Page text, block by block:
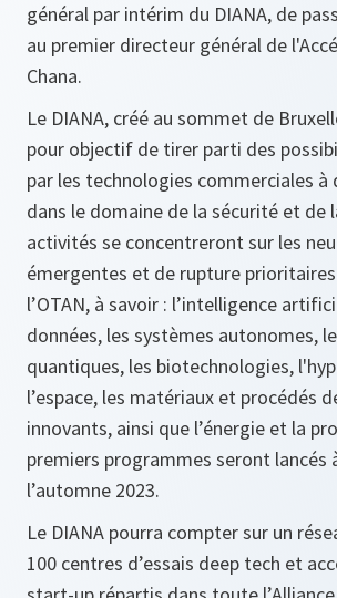
général par intérim du DIANA, de
au premier directeur général de
Chana.
Le DIANA, créé au sommet de
pour objectif de tirer parti des
par les technologies commerciales à
dans le domaine de la sécurité et de
activités se concentreront sur les
émergentes et de rupture
l’OTAN, à savoir : l’intelligence
données, les systèmes autonomes,
quantiques, les biotechnologies,
l’espace, les matériaux et procédés
innovants, ainsi que l’énergie et la
premiers programmes seront lancés
l’automne 2023.
Le DIANA pourra compter sur un
100 centres d’essais deep tech et